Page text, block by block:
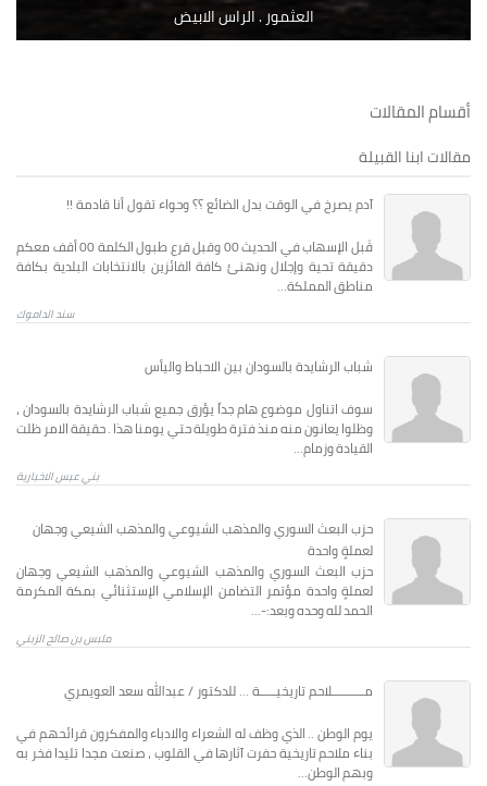
العثمور . الراس الابيض
أقسام المقالات
مقالات ابنا القبيلة
آدم يصرخ في الوقت بدل الضائع ؟؟ وحواء تقول أنا قادمة !!
قَبل الإسهاب في الحديث 00 وقبل قرع طبول الكلمة 00 أقف معكم
دقيقة تحية وإجلال ونهنئ كافة الفائزين بالانتخابات البلدية بكافة
مناطق المملكة...
سند الداموك
شباب الرشايدة بالسودان بين الاحباط واليأس
سوف اتناول موضوع هام جداً يؤرق جميع شباب الرشايدة بالسودان ،
وظلوا يعانون منه منذ فترة طويلة حتي يومنا هذا . حقيقة الامر ظلت
القيادة وزمام...
بني عبس الاخبارية
حزب البعث السوري والمذهب الشيوعي والمذهب الشيعي وجهان
لعملةٍ واحدة
حزب البعث السوري والمذهب الشيوعي والمذهب الشيعي وجهان
لعملةٍ واحدة مؤتمر التضامن الإسلامي الإستثنائي بمكة المكرمة
الحمد لله وحده وبعد:-...
ملبس بن صالح الزبني
مــــــــــلاحم تاريخيـــــة ... للدكتور / عبدالله سعد العويمري
يوم الوطن .. الذي وظف له الشعراء واﻻدباء والمفكرون قرائحهم في
بناء ملاحم تاريخية حفرت آثارها في القلوب ، صنعت مجدا تليدا فخر به
وبهم الوطن...